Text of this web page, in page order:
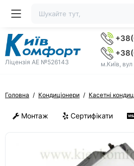
Ліцензія AE №526143 м.Київ,
Головна Кондиціонери Касетні
Монтаж Сертифікати